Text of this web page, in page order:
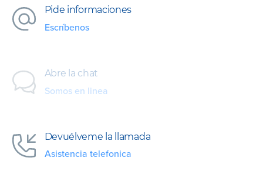
Pide informaciones
Escríbenos
Abre la chat
Somos en linea
Devuélveme la llamada
Asistencia telefonica